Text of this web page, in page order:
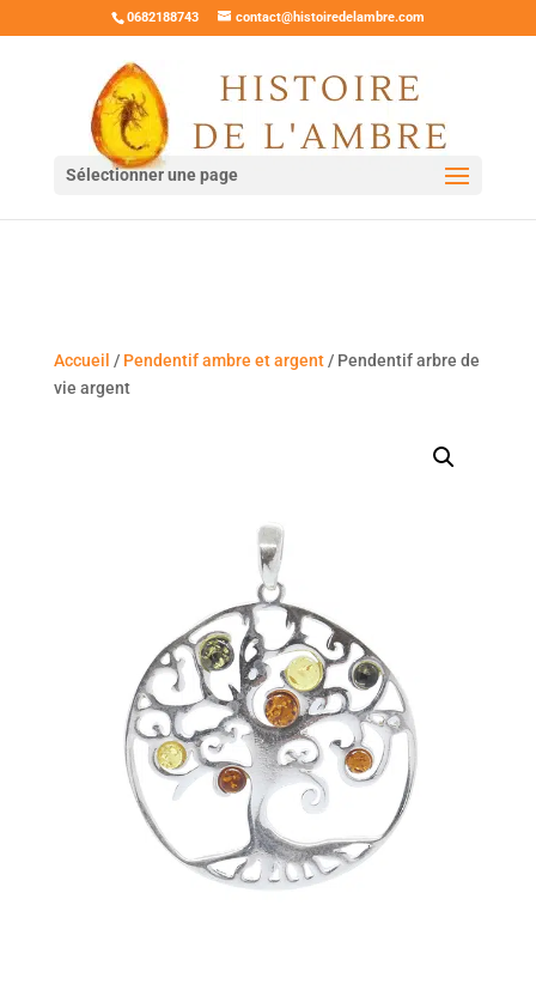
0682188743 contact@histoiredelambre.com
Sélectionner une page
Accueil / Pendentif ambre et argent/ Pendentif arbre de
vie argent